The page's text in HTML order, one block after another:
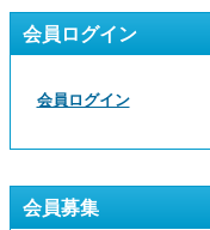
会員ログイン
会員ログイン
会員募集